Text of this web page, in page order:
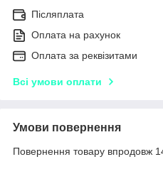
Післяплата
Оплата на рахунок
Оплата за реквізитами
Всі умови оплати
Умови повернення
Повернення товару впродовж